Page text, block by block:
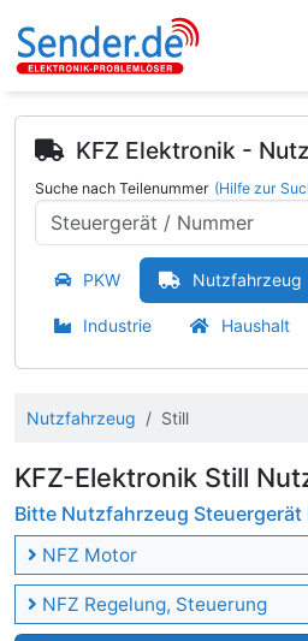
KFZ Elektronik -
Suche nach Teilenummer (Hilfe zur
PKW Nutzfahrzeug
Industrie Haushalt
Nutzfahrzeug Still
KFZ-Elektronik Still
Bitte Nutzfahrzeug
NFZ Motor
NFZ Regelung, Steuerung